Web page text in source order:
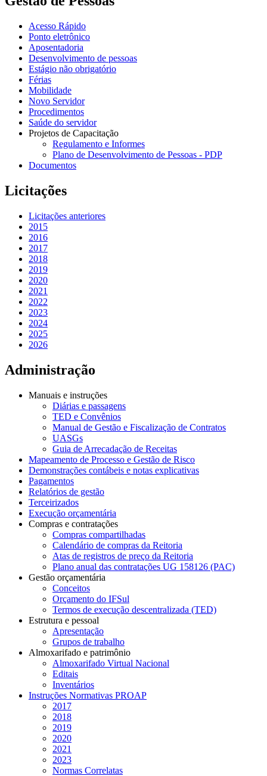
Acesso Rápido
Ponto eletrônico
Aposentadoria
Desenvolvimento de pessoas
Estágio não obrigatório
Férias
Mobilidade
Novo Servidor
Procedimentos
Saúde do servidor
Projetos de Capacitação
Regulamento e Informes
Plano de Desenvolvimento de Pessoas - PDP
Documentos
Licitações
Licitações anteriores
2015
2016
2017
2018
2019
2020
2021
2022
2023
2024
2025
2026
Administração
Manuais e instruções
Diárias e passagens
TED e Convênios
Manual de Gestão e Fiscalização de Contratos
UASGs
Guia de Arrecadação de Receitas
Mapeamento de Processo e Gestão de Risco
Demonstrações contábeis e notas explicativas
Pagamentos
Relatórios de gestão
Terceirizados
Execução orçamentária
Compras e contratações
Compras compartilhadas
Calendário de compras da Reitoria
Atas de registros de preço da Reitoria
Plano anual das contratações UG 158126 (PAC)
Gestão orçamentária
Conceitos
Orçamento do IFSul
Termos de execução descentralizada (TED)
Estrutura e pessoal
Apresentação
Grupos de trabalho
Almoxarifado e patrimônio
Almoxarifado Virtual Nacional
Editais
Inventários
Instruções Normativas PROAP
2017
2018
2019
2020
2021
2023
Normas Correlatas